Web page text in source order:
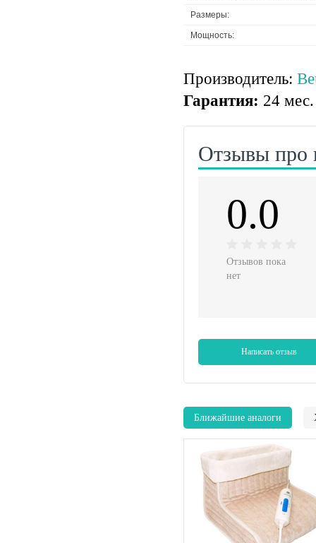
Размеры:
Мощность:
Производитель:
Гарантия: 24 мес.
Отзывы про
0.0
Отзывов пока
нет
Написать отзыв
Ближайшие аналоги